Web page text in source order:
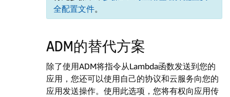
全配置文件。
ADM的替代方案
除了使用ADM将指令从Lambda函数发送到您的
应用，您还可以使用自己的协议和云服务向您的
应用发送操作。使用此选项，您将有权向应用传